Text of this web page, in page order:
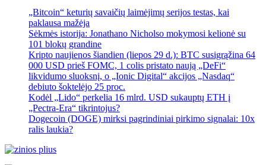
„Bitcoin“ keturių savaičių laimėjimų serijos testas, kai
paklausa mažėja
Sėkmės istorija: Jonathano Nicholso mokymosi kelionė su
101 blokų grandine
Kripto naujienos šiandien (liepos 29 d.): BTC susigrąžina 64
000 USD prieš FOMC, 1 colis pristato naują „DeFi“
likvidumo sluoksnį, o „Ionic Digital“ akcijos „Nasdaq“
debiuto šoktelėjo 25 proc.
Kodėl „Lido“ perkelia 16 mlrd. USD sukauptų ETH į
„Pectra-Era“ tikrintojus?
Dogecoin (DOGE) mirksi pagrindiniai pirkimo signalai: 10x
ralis laukia?